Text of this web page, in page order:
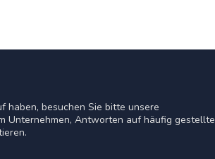
haben, besuchen Sie bitte unsere
Unternehmen, Antworten auf häufig gestellte